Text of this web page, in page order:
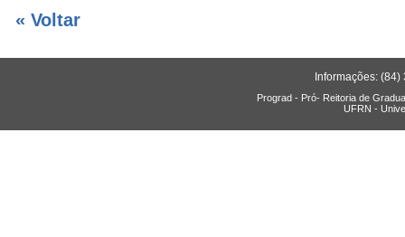
« Voltar
Informações:
Prograd - Pró- Reitoria de
UFRN -